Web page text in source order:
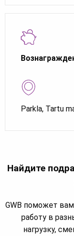
Parkla, Tartu
Найдите
GWB поможет
работу в
нагрузку,